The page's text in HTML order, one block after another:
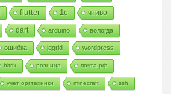
flutter 1c чтиво
dart arduino вологда
ошибка jqgrid wordpress
bitrix розница почта рф
учет оргтехники minecraft ssh